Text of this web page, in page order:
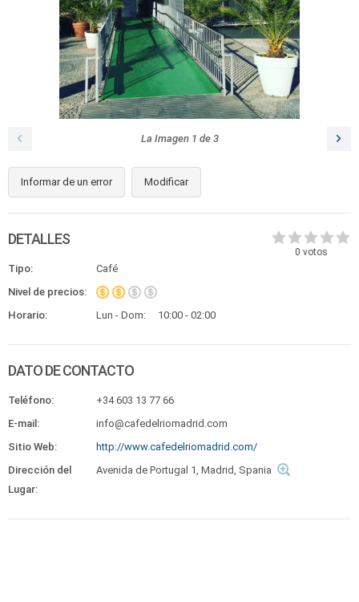
La Imagen 1 de 3
Informar de un error Modificar
0 votos
DETALLES
Tipo:
Café
Nivel de precios:
Horario:
Lun - Dom: 10:00 - 02:00
DATO DE CONTACTO
Teléfono:
+34 603 13 77 66
E-mail:
info@cafedelriomadrid.com
Sitio Web:
http://www.cafedelriomadrid.com/
Dirección del
Lugar:
Avenida de Portugal 1, Madrid, Spania